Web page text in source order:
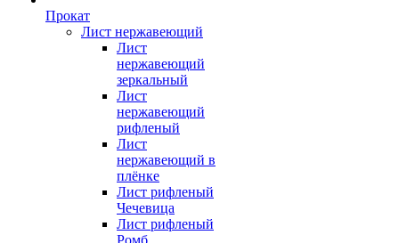
Прокат
Лист нержавеющий
Лист
нержавеющий
зеркальный
Лист
нержавеющий
рифленый
Лист
нержавеющий в
плёнке
Лист рифленый
Чечевица
Лист рифленый
Ромб